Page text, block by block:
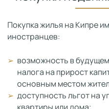
Покупка жилья на Кипре
иностранцев:
возможность в
налога на прирост
основным местом
доступность льгот на